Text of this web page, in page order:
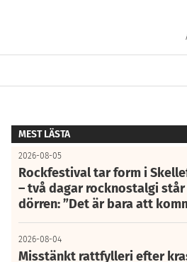
MEST LÄSTA
2026-08-05
Rockfestival tar form i
– två dagar rocknostalgi
dörren: ”Det är bara att
2026-08-04
Misstänkt rattfylleri efter